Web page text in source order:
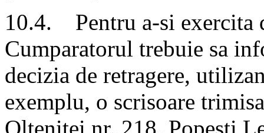
10.4. Pentru a-si exercita
Cumparatorul trebuie sa
decizia de retragere,
exemplu, o scrisoare